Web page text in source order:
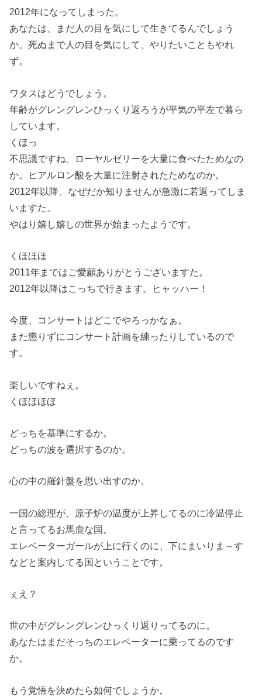
2012年になってしまった。
あなたは、まだ人の目を気にして生きてるんでしょう
か。死ぬまで人の目を気にして、やりたいこともやれ
ず。
ワタスはどうでしょう。
年齢がグレングレンひっくり返ろうが平気の平左で暮ら
しています。
くほっ
不思議ですね。ローヤルゼリーを大量に食べたためなの
か。ヒアルロン酸を大量に注射されたためなのか。
2012年以降、なぜだか知りませんが急激に若返ってしま
いますた。
やはり嬉し嬉しの世界が始まったようです。
くほほほ
2011年まではご愛顧ありがとうございますた。
2012年以降はこっちで行きます。ヒャッハー！
今度、コンサートはどこでやろっかなぁ。
また懲りずにコンサート計画を練ったりしているので
す。
楽しいですねぇ。
くほほほほ
どっちを基準にするか。
どっちの波を選択するのか。
心の中の羅針盤を思い出すのか。
一国の総理が、原子炉の温度が上昇してるのに冷温停止
と言ってるお馬鹿な国。
エレベーターガールが上に行くのに、下にまいりま～す
などと案内してる国ということです。
ぇえ？
世の中がグレングレンひっくり返りってるのに。
あなたはまだそっちのエレベーターに乗ってるのです
か。
もう覚悟を決めたら如何でしょうか。